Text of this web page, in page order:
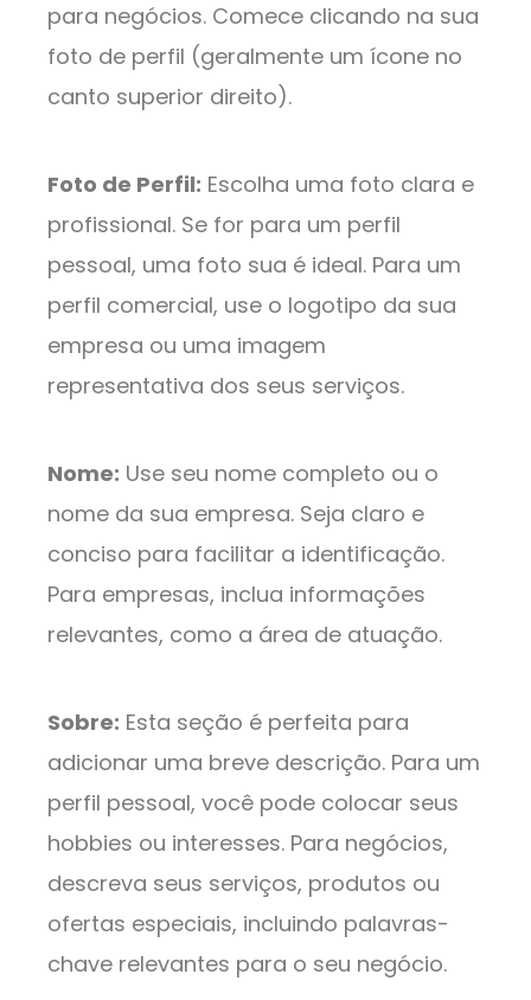
para negócios. Comece clicando na sua
foto de perfil (geralmente um ícone no
canto superior direito).
Foto de Perfil: Escolha uma foto clara e
profissional. Se for para um perfil
pessoal, uma foto sua é ideal. Para um
perfil comercial, use o logotipo da sua
empresa ou uma imagem
representativa dos seus serviços.
Nome: Use seu nome completo ou o
nome da sua empresa. Seja claro e
conciso para facilitar a identificação.
Para empresas, inclua informações
relevantes, como a área de atuação.
Sobre: Esta seção é perfeita para
adicionar uma breve descrição. Para um
perfil pessoal, você pode colocar seus
hobbies ou interesses. Para negócios,
descreva seus serviços, produtos ou
ofertas especiais, incluindo palavras-
chave relevantes para o seu negócio.